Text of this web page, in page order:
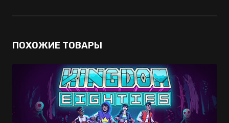
ПОХОЖИЕ ТОВАРЫ